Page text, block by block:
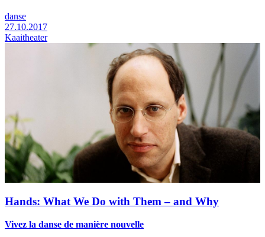
danse
27.10.2017
Kaaitheater
Hands: What We Do with Them – and Why
Vivez la danse de manière nouvelle